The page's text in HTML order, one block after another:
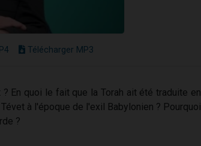
Télécharger MP3
En quoi le fait que la Torah ait été traduite en
à l'époque de l'exil Babylonien ? Pourquoi
?